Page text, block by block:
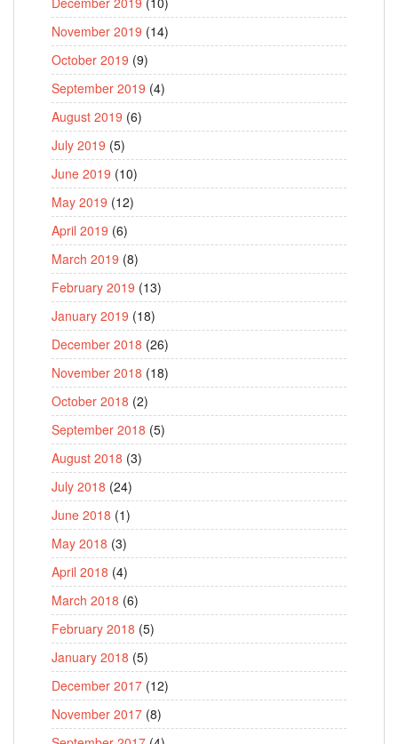
November 2019 (14)
October 2019 (9)
September 2019 (4)
August 2019 (6)
July 2019 (5)
June 2019 (10)
May 2019 (12)
April 2019 (6)
March 2019 (8)
February 2019 (13)
January 2019 (18)
December 2018 (26)
November 2018 (18)
October 2018 (2)
September 2018 (5)
August 2018 (3)
July 2018 (24)
June 2018 (1)
May 2018 (3)
April 2018 (4)
March 2018 (6)
February 2018 (5)
January 2018 (5)
December 2017 (12)
November 2017 (8)